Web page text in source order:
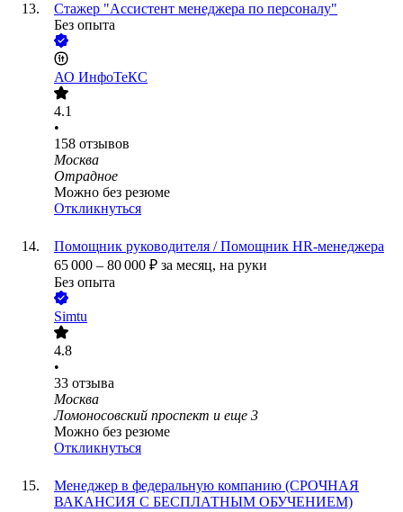
Стажер "Ассистент менеджера по персоналу"
Без опыта
АО ИнфоТеКС
4.1
•
158 отзывов
Москва
Отрадное
Можно без резюме
Откликнуться
Помощник руководителя / Помощник HR-менеджера
65 000 – 80 000 ₽ за месяц, на руки
Без опыта
Simtu
4.8
•
33 отзыва
Москва
Ломоносовский проспект и еще 3
Можно без резюме
Откликнуться
Менеджер в федеральную компанию (СРОЧНАЯ
ВАКАНСИЯ С БЕСПЛАТНЫМ ОБУЧЕНИЕМ)